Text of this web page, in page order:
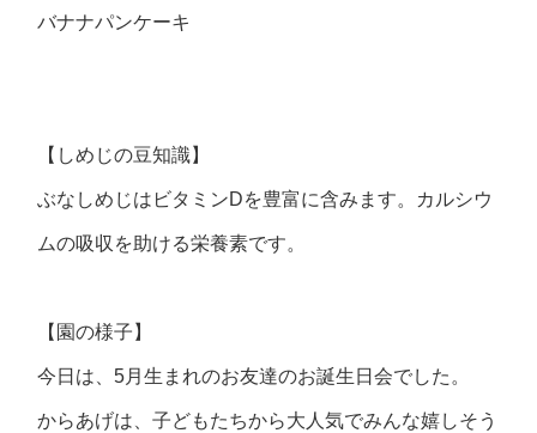
バナナパンケーキ
【しめじの豆知識】
ぶなしめじはビタミンDを豊富に含みます。カルシウ
ムの吸収を助ける栄養素です。
【園の様子】
今日は、5月生まれのお友達のお誕生日会でした。
からあげは、子どもたちから大人気でみんな嬉しそう